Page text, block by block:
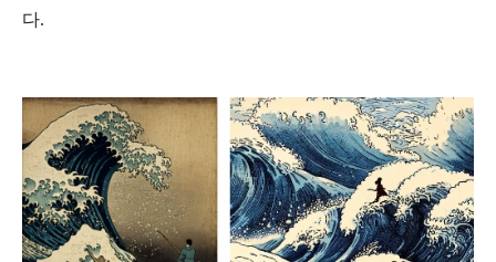
다.